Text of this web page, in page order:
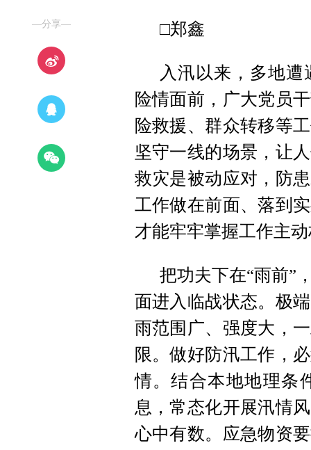
—分享— □郑鑫
入汛以来，多地
险情面前，广大党员
险救援、群众转移等
坚守一线的场景，让
救灾是被动应对，防
工作做在前面、落到
才能牢牢掌握工作主
把功夫下在“雨前”
面进入临战状态。极
雨范围广、强度大，
限。做好防汛工作，
情。结合本地地理条
息，常态化开展汛情
心中有数。应急物资